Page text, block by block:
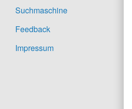
Suchmaschine
Feedback
Impressum